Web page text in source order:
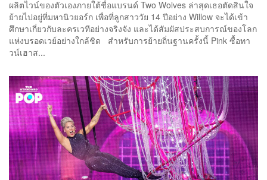
ผลิตไวน์ของตัวเองภายใต้ชื่อแบรนด์ Two Wolves ล่าสุดเธอตัดสินใจ
ย้ายไปอยู่ที่มหานิวยอร์ก เพื่อที่ลูกสาววัย 14 ปีอย่าง Willow จะได้เข้า
ศึกษาเกี่ยวกับละครเวทีอย่างจริงจัง และได้สัมผัสประสบการณ์ของโลก
แห่งบรอดเวย์อย่างใกล้ชิด สำหรับการย้ายถิ่นฐานครั้งนี้ Pink ซื้อทา
วน์เฮาส...